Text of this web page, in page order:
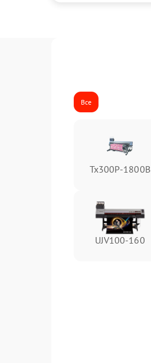
Все
Tx300P-1800B
UJV100-160